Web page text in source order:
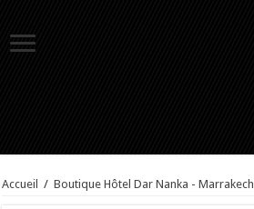
Accueil / Boutique Hôtel Dar Nanka - Marrakech